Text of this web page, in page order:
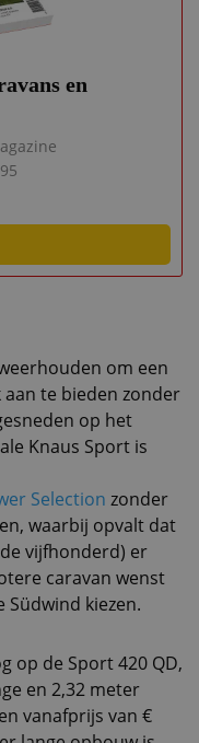
en
om een
te bieden zonder
op het
Knaus Sport is
Selection zonder
waarbij opvalt dat
vijfhonderd) er
caravan wenst
Südwind kiezen.
op de Sport 420 QD,
en 2,32 meter
vanafprijs van €